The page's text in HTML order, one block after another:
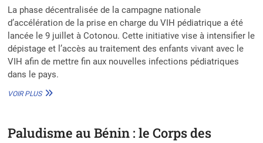
La phase décentralisée de la campagne nationale
d’accélération de la prise en charge du VIH pédiatrique a été
lancée le 9 juillet à Cotonou. Cette initiative vise à intensifier le
dépistage et l’accès au traitement des enfants vivant avec le
VIH afin de mettre fin aux nouvelles infections pédiatriques
dans le pays.
VOIR PLUSACCÉLÉRATION
EN
Paludisme au Bénin : le Corps des